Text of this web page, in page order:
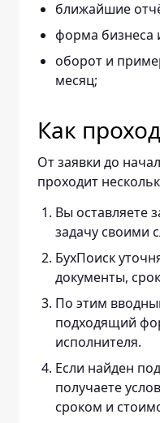
ближайшие
форма бизнеса
оборот и
месяц;
Как
От заявки до
проходит
Вы оставляете
задачу своими
БухПоиск
документы,
По этим
подходящий
исполнителя.
Если найден
получаете
сроком и